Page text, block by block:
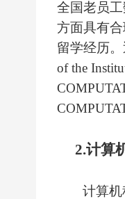
全国老员
方面具有
留学经历
of the
2.计算
计算